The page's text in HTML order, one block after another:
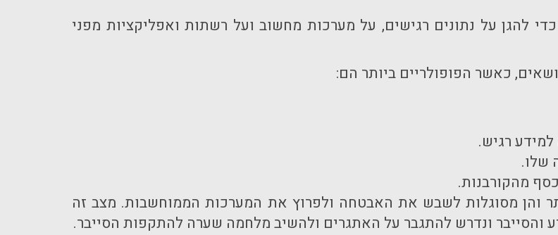
להגן על נתונים רגישים, על מערכות מחשוב ועל רשתות ואפליקציות מפני
כאשר הפופולריים ביותר הם:
רגיש.
שלו.
מהקורבנות.
והן מסוגלות לשבש את האבטחה ולפרוץ את המערכות הממוחשבות. מצב זה
ונדרש להתגבר על האתגרים ולהשיב מלחמה שערה להתקפות הסייבר.